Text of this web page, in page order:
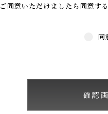
ご同意いただけましたら同意す
同
確認